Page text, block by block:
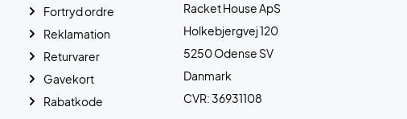
Racket House ApS
Holkebjergvej 120
5250 Odense SV
Danmark
CVR: 36931108
Fortryd ordre
Reklamation
Returvarer
Gavekort
Rabatkode